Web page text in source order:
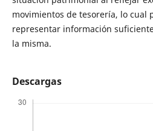
movimientos de tesorería, lo cual
representar información
la misma.
Descargas